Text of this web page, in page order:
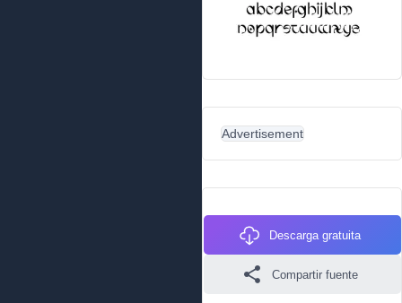
Advertisement
Descarga gratuita
Compartir fuente